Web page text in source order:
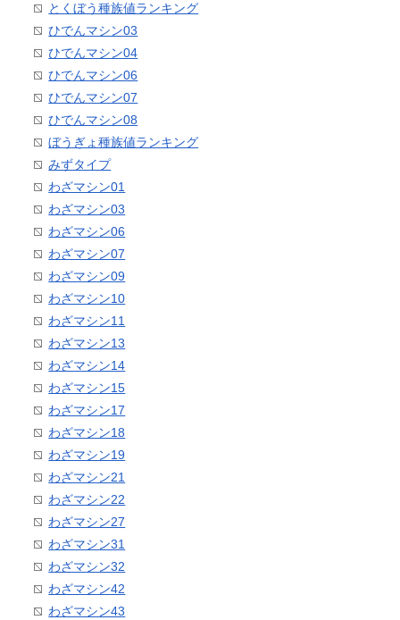
とくぼう種族値ランキング
ひでんマシン03
ひでんマシン04
ひでんマシン06
ひでんマシン07
ひでんマシン08
ぼうぎょ種族値ランキング
みずタイプ
わざマシン01
わざマシン03
わざマシン06
わざマシン07
わざマシン09
わざマシン10
わざマシン11
わざマシン13
わざマシン14
わざマシン15
わざマシン17
わざマシン18
わざマシン19
わざマシン21
わざマシン22
わざマシン27
わざマシン31
わざマシン32
わざマシン42
わざマシン43